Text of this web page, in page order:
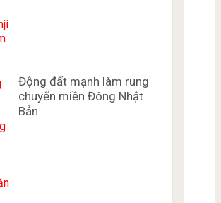
Động đất mạnh làm rung
chuyển miền Đông Nhật
Bản